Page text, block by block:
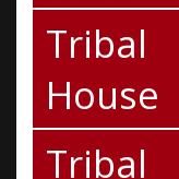
Tribal
House
Tribal